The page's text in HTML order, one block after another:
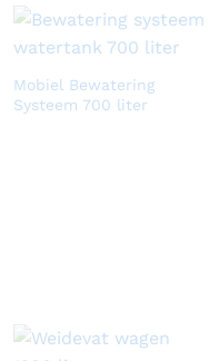
Mobiel Bewatering
Systeem 700 liter